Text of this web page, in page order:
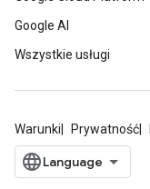
Google AI
Wszystkie usługi
Warunki Prywatność